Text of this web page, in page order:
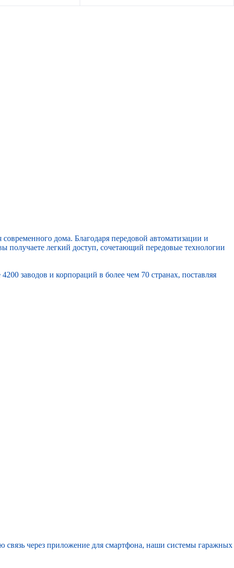
дома. Благодаря передовой автоматизации и
получаете легкий доступ, сочетающий передовые технологии
заводов и корпораций в более чем 70 странах, поставляя
связь через приложение для смартфона, наши системы гаражных